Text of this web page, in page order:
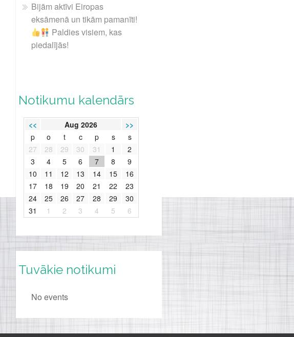
Bijām aktīvi Eiropas
eksāmenā un tikām pamanīti!
Paldies visiem, kas
piedalījās!
Notikumu kalendārs
<< Aug 2026
>>
p
o t c p s
s
27
28 29 30 31 1
2
3
4 5 6 7 8
9
10
11 12 13 14 15
16
17
18 19 20 21 22
23
24
25 26 27 28 29
30
31
1 2 3 4 5 6
Tuvākie notikumi
No events